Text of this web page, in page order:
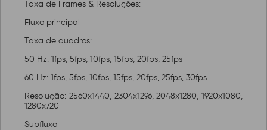
Taxa de Frames & Resoluções:
Fluxo principal
Taxa de quadros:
50 Hz: 1fps, 5fps, 10fps, 15fps, 20fps, 25fps
60 Hz: 1fps, 5fps, 10fps, 15fps, 20fps, 25fps, 30fps
Resolução: 2560x1440, 2304x1296, 2048x1280, 1920x1080,
1280x720
Subfluxo